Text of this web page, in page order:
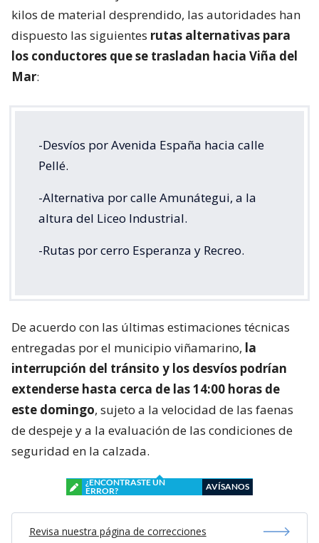
kilos de material desprendido, las autoridades han
dispuesto las siguientes rutas alternativas para
los conductores que se trasladan hacia Viña del
Mar:
-Desvíos por Avenida España hacia calle
Pellé.
-Alternativa por calle Amunátegui, a la
altura del Liceo Industrial.
-Rutas por cerro Esperanza y Recreo.
De acuerdo con las últimas estimaciones técnicas
entregadas por el municipio viñamarino, la
interrupción del tránsito y los desvíos podrían
extenderse hasta cerca de las 14:00 horas de
este domingo, sujeto a la velocidad de las faenas
de despeje y a la evaluación de las condiciones de
seguridad en la calzada.
¿ENCONTRASTE UN
ERROR?
AVÍSANOS
Revisa nuestra página de correcciones